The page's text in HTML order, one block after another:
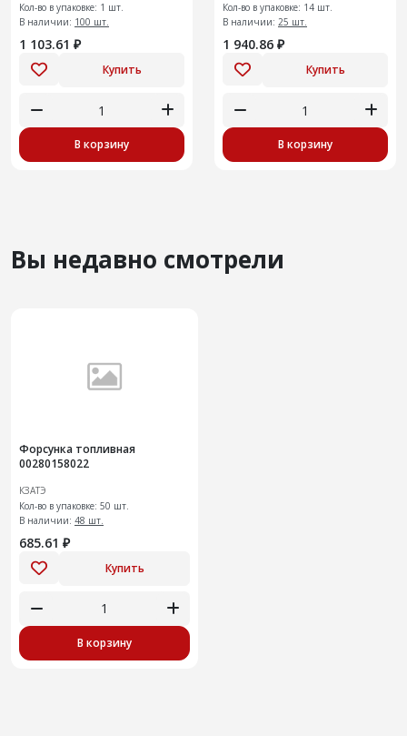
Кол-во в упаковке: 1 шт.
В наличии: 100 шт.
1 103.61 ₽
Купить
В корзину
Кол-во в упаковке: 14 шт.
В наличии: 25 шт.
1 940.86 ₽
Купить
В корзину
Вы недавно смотрели
Форсунка топливная
00280158022
КЗАТЭ
Кол-во в упаковке: 50 шт.
В наличии: 48 шт.
685.61 ₽
Купить
В корзину